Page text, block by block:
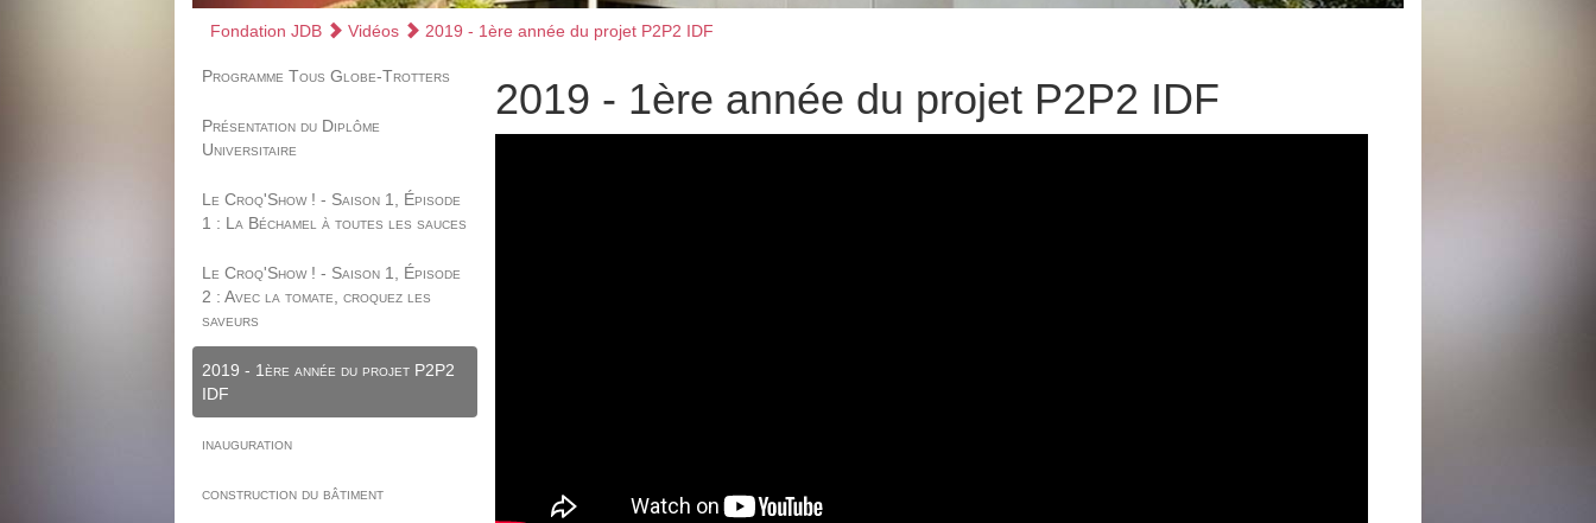
Fondation JDB Vidéos 2019 - 1ère année du projet P2P2 IDF
Programme Tous Globe-Trotters
Présentation du Diplôme
Universitaire
Le Croq'Show ! - Saison 1, Épisode
1 : La Béchamel à toutes les sauces
Le Croq'Show ! - Saison 1, Épisode
2 : Avec la tomate, croquez les
saveurs
2019 - 1ère année du projet P2P2
IDF
inauguration
construction du bâtiment
2019 - 1ère année du projet P2P2 IDF